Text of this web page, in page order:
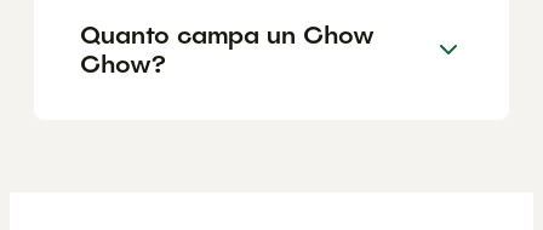
Quanto campa un Chow
Chow?